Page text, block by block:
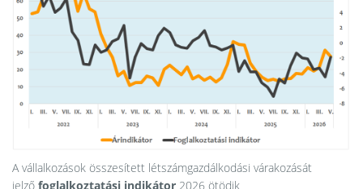
A vállalkozások összesített létszámgazdálkodási várakozását
jelző foglalkoztatási indikátor 2026 ötödik